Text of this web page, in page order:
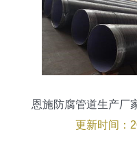
恩施防腐管道生产厂
更新时间：